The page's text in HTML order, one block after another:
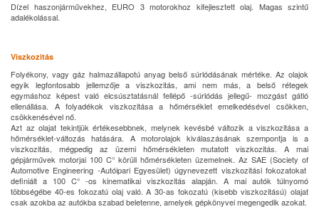
Dízel haszonjárművekhez, EURO 3 motorokhoz kifejlesztett olaj. Magas szintű
adalékolással.
Viszkozitás
Folyékony, vagy gáz halmazállapotú anyag belső súrlódásának mértéke. Az olajok
egyik legfontosabb jellemzője a viszkozitás, ami nem más, a belső rétegek
egymáshoz képest való elcsúsztatásnál fellépő -súrlódás jellegű- mozgást gátló
ellenállása. A folyadékok viszkozitása a hőmérséklet emelkedésével csökken,
csökkenésével nő.
Azt az olajat tekintjük értékesebbnek, melynek kevésbé változik a viszkozitása a
hőmérséklet-változás hatására. A motorolajok kiválaszásának szempontja is a
viszkozitás, mégpedig az üzemi hőmérsékleten mutatott viszkozitás. A mai
gépjárművek motorjai 100 C° körüli hőmérsékleten üzemelnek. Az SAE (Society of
Automotive Engineering -Autóipari Egyesület) úgynevezett viszkozitási fokozatokat
definiált a 100 C° -os kinematikai viszkozitás alapján. A mai autók túlnyomó
többségébe 40-es fokozatú olaj való. A 30-as fokozatú (kisebb viszkozitású) olajat
csak azokba az autókba szabad beletenne, amelyek gépkönyvei megengedik azokat.